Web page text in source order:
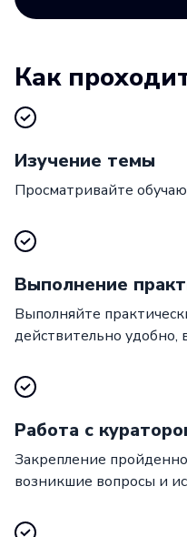
Как
Изучение темы
Просматривайте
Выполнение
Выполняйте
действительно удобно,
Работа с
Закрепление
возникшие вопросы и